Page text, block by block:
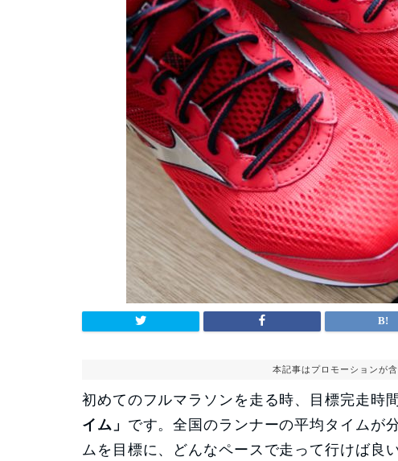
本記事はプロモーションが
初めてのフルマラソンを走る時、目標完走時
イム」 です。全国のランナーの平均タイムが
ムを目標に、どんなペースで走って行けば良